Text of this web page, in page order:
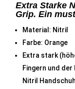
Extra Starke
Grip. Ein
Material: Nitril
Farbe: Orange
Extra stark
Fingern und
Nitril